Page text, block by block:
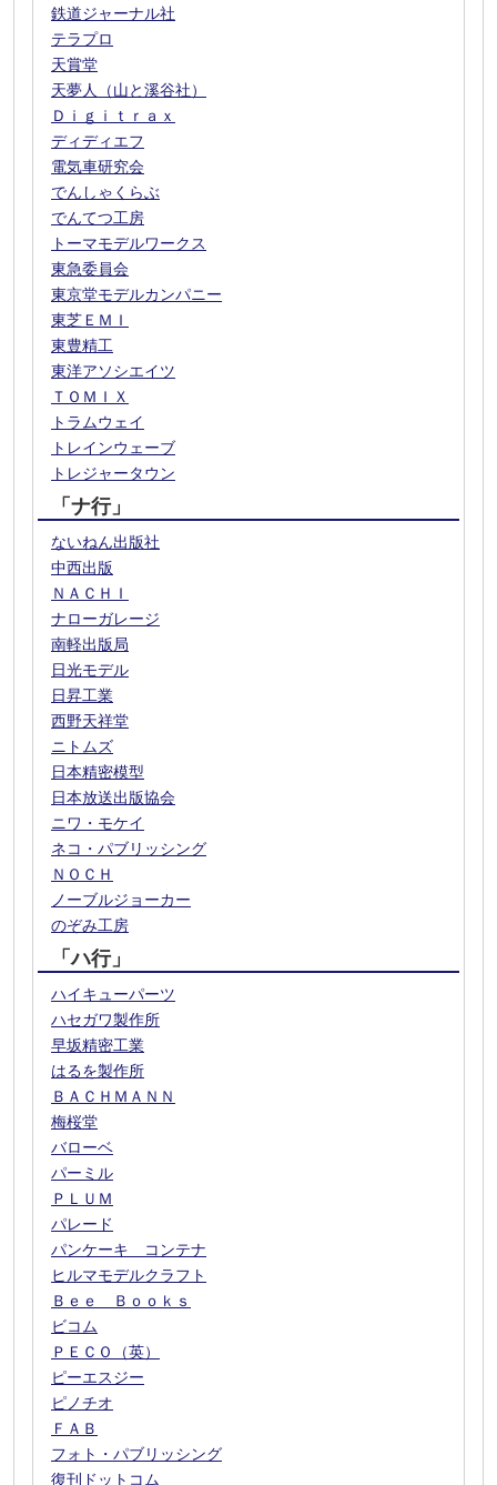
鉄道ジャーナル社
テラプロ
天賞堂
天夢人（山と溪谷社）
Ｄｉｇｉｔｒａｘ
ディディエフ
電気車研究会
でんしゃくらぶ
でんてつ工房
トーマモデルワークス
東急委員会
東京堂モデルカンパニー
東芝ＥＭＩ
東豊精工
東洋アソシエイツ
ＴＯＭＩＸ
トラムウェイ
トレインウェーブ
トレジャータウン
「ナ行」
ないねん出版社
中西出版
ＮＡＣＨＩ
ナローガレージ
南軽出版局
日光モデル
日昇工業
西野天祥堂
ニトムズ
日本精密模型
日本放送出版協会
ニワ・モケイ
ネコ・パブリッシング
ＮＯＣＨ
ノーブルジョーカー
のぞみ工房
「ハ行」
ハイキューパーツ
ハセガワ製作所
早坂精密工業
はるを製作所
ＢＡＣＨＭＡＮＮ
梅桜堂
バローベ
パーミル
ＰＬＵＭ
パレード
パンケーキ コンテナ
ヒルマモデルクラフト
Ｂｅｅ Ｂｏｏｋｓ
ビコム
ＰＥＣＯ（英）
ピーエスジー
ピノチオ
ＦＡＢ
フォト・パブリッシング
復刊ドットコム